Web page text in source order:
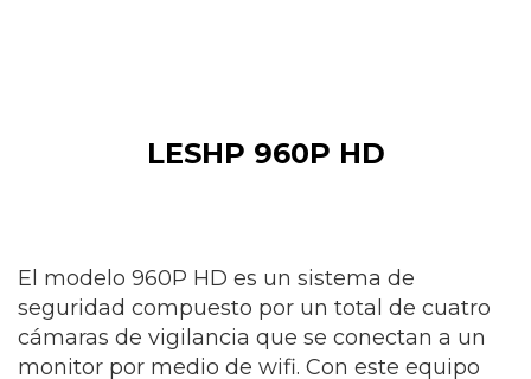
LESHP 960P HD
El modelo 960P HD es un sistema de
seguridad compuesto por un total de cuatro
cámaras de vigilancia que se conectan a un
monitor por medio de wifi. Con este equipo